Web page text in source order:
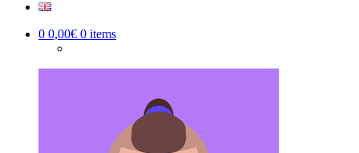
0 0,00€ 0 items